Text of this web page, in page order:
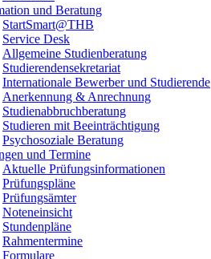
und Beratung
StartSmart@THB
Service Desk
Allgemeine Studienberatung
Studierendensekretariat
Internationale Bewerber und Studierende
Anerkennung & Anrechnung
Studienabbruchberatung
Studieren mit Beeinträchtigung
Psychosoziale Beratung
und Termine
Aktuelle Prüfungsinformationen
Prüfungspläne
Prüfungsämter
Noteneinsicht
Stundenpläne
Rahmentermine
Formulare